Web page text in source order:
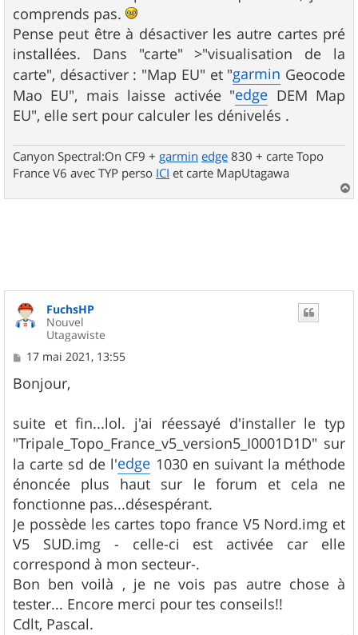
g
e
comprends pas.
Pense peut être à désactiver les autre cartes pré
installées. Dans "carte" >"visualisation de la
carte", désactiver : "Map EU" et "garmin Geocode
Mao EU", mais laisse activée "edge DEM Map
EU", elle sert pour calculer les dénivelés .
Canyon Spectral:On CF9 + garmin edge 830 + carte Topo
France V6 avec TYP perso ICI et carte MapUtagawa
a
FuchsHP
Nouvel
Utagawiste
M
s
s
g
e
17 mai 2021, 13:55
Bonjour,
suite et fin...lol. j'ai réessayé d'installer le typ
"Tripale_Topo_France_v5_version5_I0001D1D" sur
la carte sd de l'edge 1030 en suivant la méthode
énoncée plus haut sur le forum et cela ne
fonctionne pas...désespérant.
Je possède les cartes topo france V5 Nord.img et
V5 SUD.img - celle-ci est activée car elle
correspond à mon secteur-.
Bon ben voilà , je ne vois pas autre chose à
tester... Encore merci pour tes conseils!!
Cdlt, Pascal.